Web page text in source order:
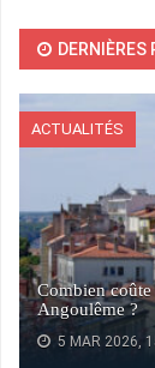
ACTUALITÉS
Combien coûte
Angoulême ?
5 MAR 2026,